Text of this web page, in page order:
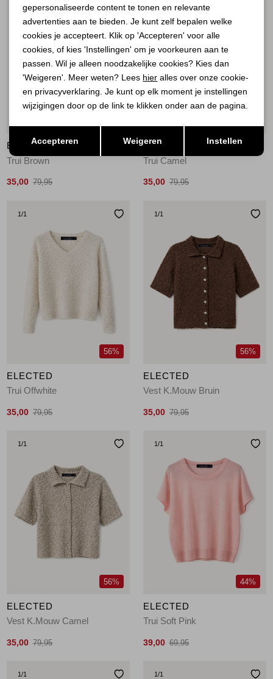
ELECTED
Trui Brown
35,00 79,95
ELECTED
Trui Camel
35,00 79,95
1/1
56%
ELECTED
Trui Offwhite
35,00 79,95
1/1
56%
ELECTED
Vest K.Mouw Bruin
35,00 79,95
1/1
56%
ELECTED
Vest K.Mouw Camel
35,00 79,95
1/1
44%
ELECTED
Trui Soft Pink
39,00 69,95
1/1 1/1
gepersonaliseerde content te tonen en relevante
advertenties aan te bieden. Je kunt zelf bepalen welke
cookies je accepteert. Klik op 'Accepteren' voor alle
cookies, of kies 'Instellingen' om je voorkeuren aan te
passen. Wil je alleen noodzakelijke cookies? Kies dan
'Weigeren'. Meer weten? Lees hier alles over onze cookie-
en privacyverklaring. Je kunt op elk moment je instellingen
wijzigingen door op de link te klikken onder aan de pagina.
Accepteren Weigeren Instellen